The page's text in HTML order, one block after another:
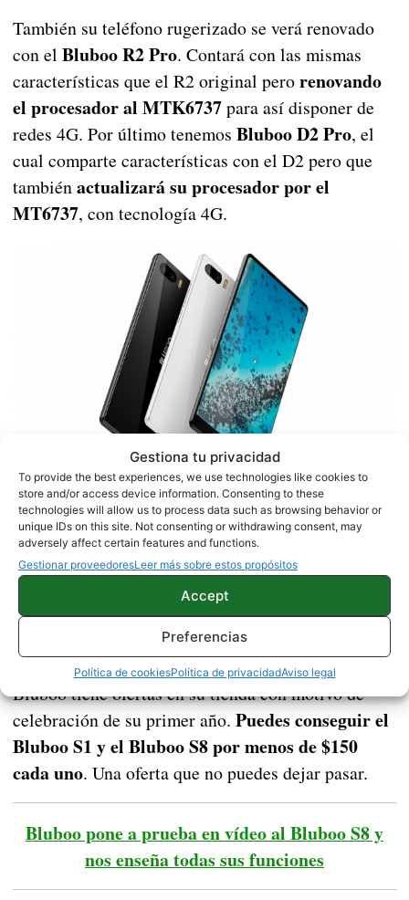
Gestiona tu privacidad
To provide the best experiences, we use technologies like cookies to
store and/or access device information. Consenting to these
technologies will allow us to process data such as browsing behavior or
unique IDs on this site. Not consenting or withdrawing consent, may
adversely affect certain features and functions.
Gestionar proveedoresLeer más sobre estos propósitos
Accept
Preferencias
Política de cookiesPolítica de privacidadAviso legal
También su teléfono rugerizado se verá renovado
con el Bluboo R2 Pro. Contará con las mismas
características que el R2 original perorenovando
el procesador al MTK6737para así disponer de
redes 4G. Por último tenemos Bluboo D2 Pro, el
cual comparte características con el D2 pero que
tambiénactualizará su procesador por el
MT6737, con tecnología 4G.
Todos estos dispositivos verán la luz en la feria de
Hong Kong donde los asistente podrán tenerlos en
su mano de forma exclusiva. Además,
el Bluboo S2
aparecerá por primera vez para poder ser
. El primer terminal sin bordes con 4
cámaras integradas. Pero si no puedes esperar,
Bluboo tiene ofertas en su tienda con motivo de
celebración de su primer año. Puedes conseguir el
Bluboo S1 y el Bluboo S8 por menos de $150
cada uno. Una oferta que no puedes dejar pasar.
Bluboo pone a prueba en vídeo al Bluboo S8 y
nos enseña todas sus funciones